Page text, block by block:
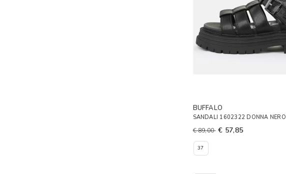
BUFFALO
SANDALI 1602322 DONNA NERO
€ 89,00 € 57,85
37